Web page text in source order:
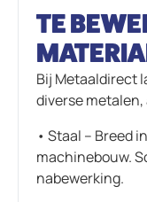
TE
Bij Metaaldirect
diverse
• Staal – Breed
machinebouw.
nabewerking.